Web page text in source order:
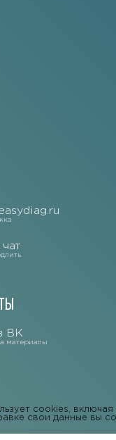
ВК
материалы
cookies,
свои данные вы